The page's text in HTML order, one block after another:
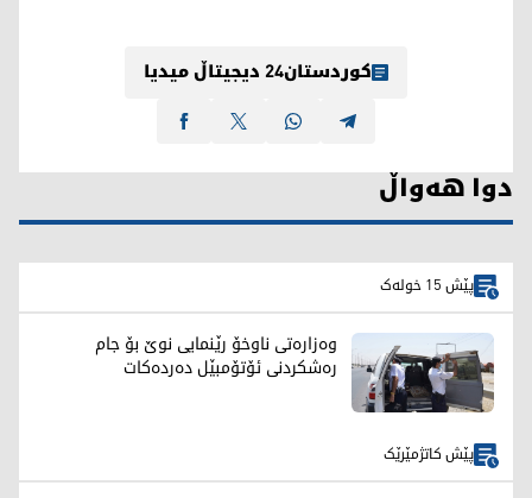
کوردستان24 دیجیتاڵ میدیا
دوا هەواڵ
پێش 15 خولەک
وەزارەتی ناوخۆ رێنمایی نوێ بۆ جام
رەشکردنی ئۆتۆمبێل دەردەکات
پێش کاتژمێرێک